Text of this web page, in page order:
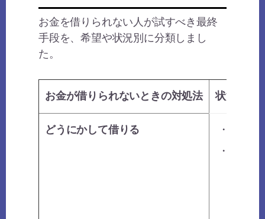
お金を借りられない人が試すべき最終
手段を、希望や状況別に分類しまし
た。
お金が借りられないときの対処法 状況
どうにかして借りる
・借り
・返済